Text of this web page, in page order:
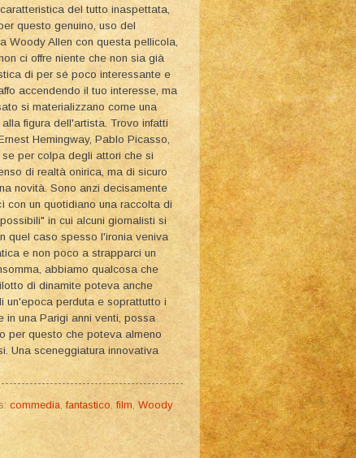
del tutto inaspettata,
questo genuino, uso del
Woody Allen con questa pellicola,
ci offre niente che non sia già
di per sé poco interessante e
accendendo il tuo interesse, ma
si materializzano come una
figura dell'artista. Trovo infatti
Hemingway, Pablo Picasso,
per colpa degli attori che si
di realtà onirica, ma di sicuro
novità. Sono anzi decisamente
con un quotidiano una raccolta di
in cui alcuni giornalisti si
quel caso spesso l'ironia veniva
e non poco a strapparci un
abbiamo qualcosa che
di dinamite poteva anche
un'epoca perduta e soprattutto i
in una Parigi anni venti, possa
per questo che poteva almeno
Una sceneggiatura innovativa
commedia ,fantastico film,Woody